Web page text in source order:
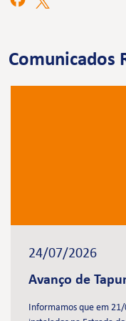
Comunicados
24/07/2026
Avanço de
Informamos que em